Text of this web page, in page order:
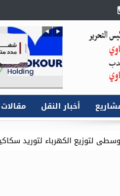
أخبار النقل مقالات
لتوريد سكاكين فصل على الحمل